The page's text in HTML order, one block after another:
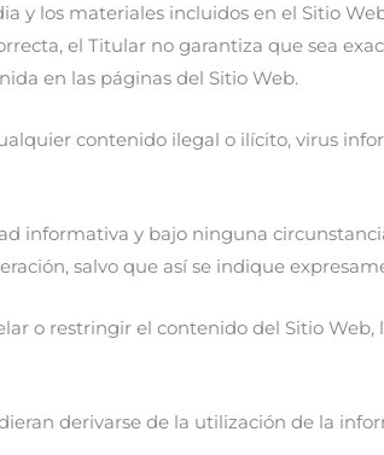
los materiales incluidos en el Sitio
el Titular no garantiza que sea
en las páginas del Sitio Web.
contenido ilegal o ilícito, virus
informativa y bajo ninguna
salvo que así se indique
o restringir el contenido del Sitio
derivarse de la utilización de la